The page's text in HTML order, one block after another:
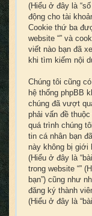
(Hiểu ở đây là
động cho tài
Cookie thứ ba
website “” và
viết nào bạn đã
khi tìm kiếm nội
Chúng tôi cũng
hệ thống phpBB
chúng đã vượt
phải vấn đề
quá trình chúng
tin cá nhân bạn
này không bị giới
(Hiểu ở đây là
trong website “”
bạn”) cũng như
đăng ký thành
(Hiểu ở đây là